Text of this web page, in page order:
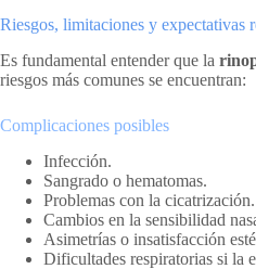
Riesgos, limitaciones y expectativas
Es fundamental entender que la
riesgos más comunes se encuentran:
Complicaciones posibles
Infección.
Sangrado o hematomas.
Problemas con la cicatrización.
Cambios en la sensibilidad
Asimetrías o insatisfacción
Dificultades respiratorias si la